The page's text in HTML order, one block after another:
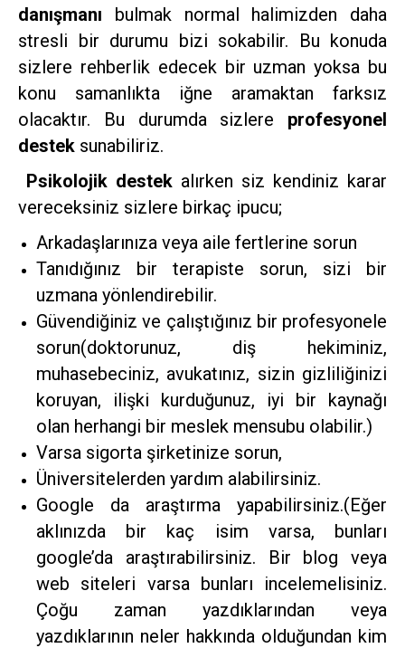
danışmanı bulmak normal halimizden daha
stresli bir durumu bizi sokabilir. Bu konuda
sizlere rehberlik edecek bir uzman yoksa bu
konu samanlıkta iğne aramaktan farksız
olacaktır. Bu durumda sizlere profesyonel
destek sunabiliriz.
Psikolojik destek alırken siz kendiniz karar
vereceksiniz sizlere birkaç ipucu;
Arkadaşlarınıza veya aile fertlerine sorun
Tanıdığınız bir terapiste sorun, sizi bir
uzmana yönlendirebilir.
Güvendiğiniz ve çalıştığınız bir profesyonele
sorun(doktorunuz, diş hekiminiz,
muhasebeciniz, avukatınız, sizin gizliliğinizi
koruyan, ilişki kurduğunuz, iyi bir kaynağı
olan herhangi bir meslek mensubu olabilir.)
Varsa sigorta şirketinize sorun,
Üniversitelerden yardım alabilirsiniz.
Google da araştırma yapabilirsiniz.(Eğer
aklınızda bir kaç isim varsa, bunları
google’da araştırabilirsiniz. Bir blog veya
web siteleri varsa bunları incelemelisiniz.
Çoğu zaman yazdıklarından veya
yazdıklarının neler hakkında olduğundan kim